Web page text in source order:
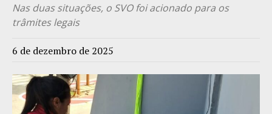
Nas duas situações, o SVO foi acionado para os
trâmites legais
6 de dezembro de 2025